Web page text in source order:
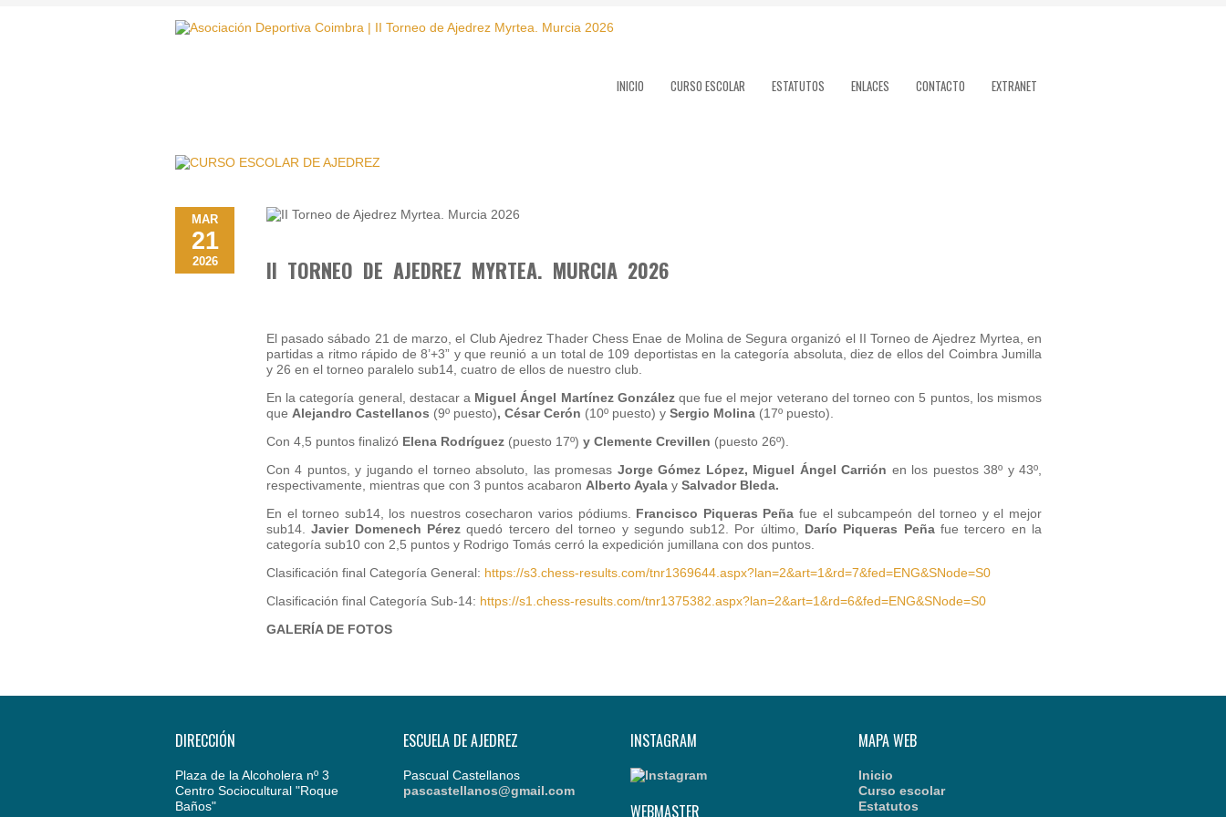
INICIO CURSO ESCOLAR ESTATUTOS ENLACES CONTACTO EXTRANET
MAR
21
2026 II TORNEO DE AJEDREZ MYRTEA. MURCIA 2026
El pasado sábado 21 de marzo, el Club Ajedrez Thader Chess Enae de Molina de Segura organizó el II Torneo de Ajedrez Myrtea, en
partidas a ritmo rápido de 8’+3” y que reunió a un total de 109 deportistas en la categoría absoluta, diez de ellos del Coimbra Jumilla
y 26 en el torneo paralelo sub14, cuatro de ellos de nuestro club.
En la categoría general, destacar a Miguel Ángel Martínez Gonzálezque fue el mejor veterano del torneo con 5 puntos, los mismos
que Alejandro Castellanos (9º puesto), César Cerón (10º puesto) y Sergio Molina (17º puesto).
Con 4,5 puntos finalizó Elena Rodríguez (puesto 17º) y Clemente Crevillen (puesto 26º).
Con 4 puntos, y jugando el torneo absoluto, las promesas Jorge Gómez López, Miguel Ángel Carrión en los puestos 38º y 43º,
respectivamente, mientras que con 3 puntos acabaron Alberto Ayala y Salvador Bleda.
En el torneo sub14, los nuestros cosecharon varios pódiums. Francisco Piqueras Peña fue el subcampeón del torneo y el mejor
sub14.Javier Domenech Pérezquedó tercero del torneo y segundo sub12. Por último, Darío Piqueras Peñafue tercero en la
categoría sub10 con 2,5 puntos y Rodrigo Tomás cerró la expedición jumillana con dos puntos.
Clasificación final Categoría General: https://s3.chess-results.com/tnr1369644.aspx?lan=2&art=1&rd=7&fed=ENG&SNode=S0
Clasificación final Categoría Sub-14: https://s1.chess-results.com/tnr1375382.aspx?lan=2&art=1&rd=6&fed=ENG&SNode=S0
GALERÍA DE FOTOS
DIRECCIÓN
Plaza de la Alcoholera nº 3
Centro Sociocultural "Roque
Baños"
ESCUELA DE AJEDREZ
Pascual Castellanos
pascastellanos@gmail.com
INSTAGRAM
WEBMASTER
MAPA WEB
Inicio
Curso escolar
Estatutos